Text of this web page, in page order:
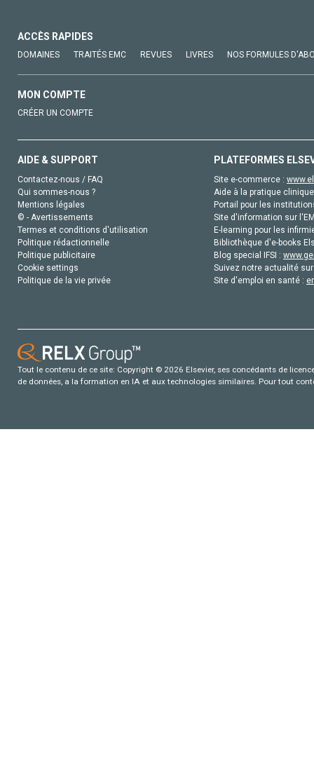
ACCÈS RAPIDES
DOMAINES TRAITÉS EMC REVUES LIVRES NOS FORMULES
MON COMPTE
CRÉER UN COMPTE
AIDE & SUPPORT
Contactez-nous / FAQ
Qui sommes-nous ?
Mentions légales
© - Avertissements
Termes et conditions d'utilisation
Politique rédactionnelle
Politique publicitaire
Cookie settings
Politique de la vie privée
PLATEFORMES
Site e-commerce :
Aide à la pratique
Portail pour les
Site d'information sur
E-learning pour les
Bibliothèque d'e-books
Blog special IFSI :
Suivez notre actualité
Site d'emploi en santé :
Tout le contenu de ce site: Copyright © 2026 Elsevier, ses concédants de
de données, a la formation en IA et aux technologies similaires. Pour tout